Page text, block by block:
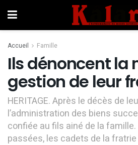
Accueil Famille
Ils dénoncent la
gestion de leur
HERITAGE. Après le décès de
l’administration des biens
confiée au fils ainé de la
passées, les cadets de la